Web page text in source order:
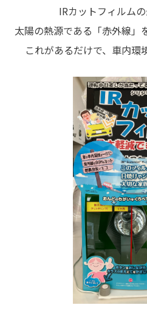
IRカットフィルムの
太陽の熱源である「赤外線」
これがあるだけで、車内環